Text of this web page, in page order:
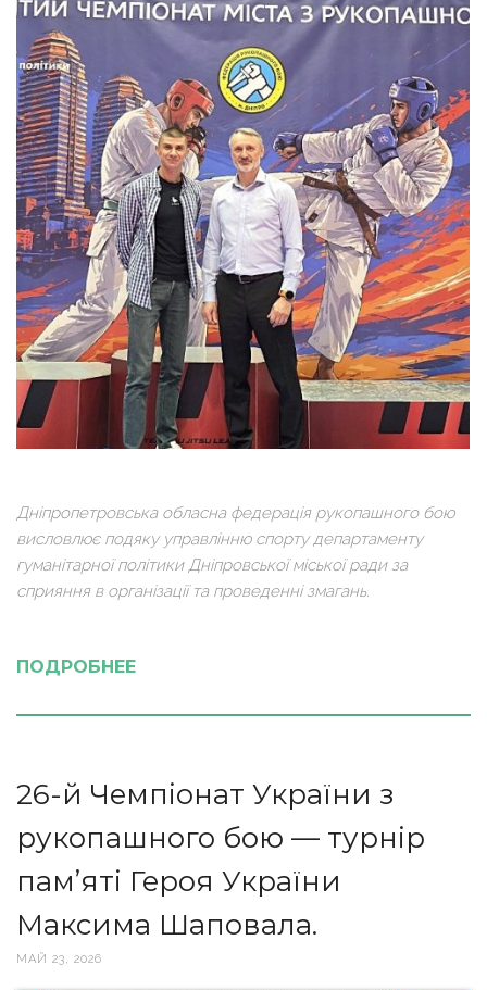
Дніпропетровська обласна федерація рукопашного бою
висловлює подяку управлінню спорту департаменту
гуманітарної політики Дніпровської міської ради за
сприяння в організації та проведенні змагань.
ПОДРОБНЕЕ
26-й Чемпіонат України з
рукопашного бою — турнір
пам’яті Героя України
Максима Шаповала.
МАЙ 23, 2026